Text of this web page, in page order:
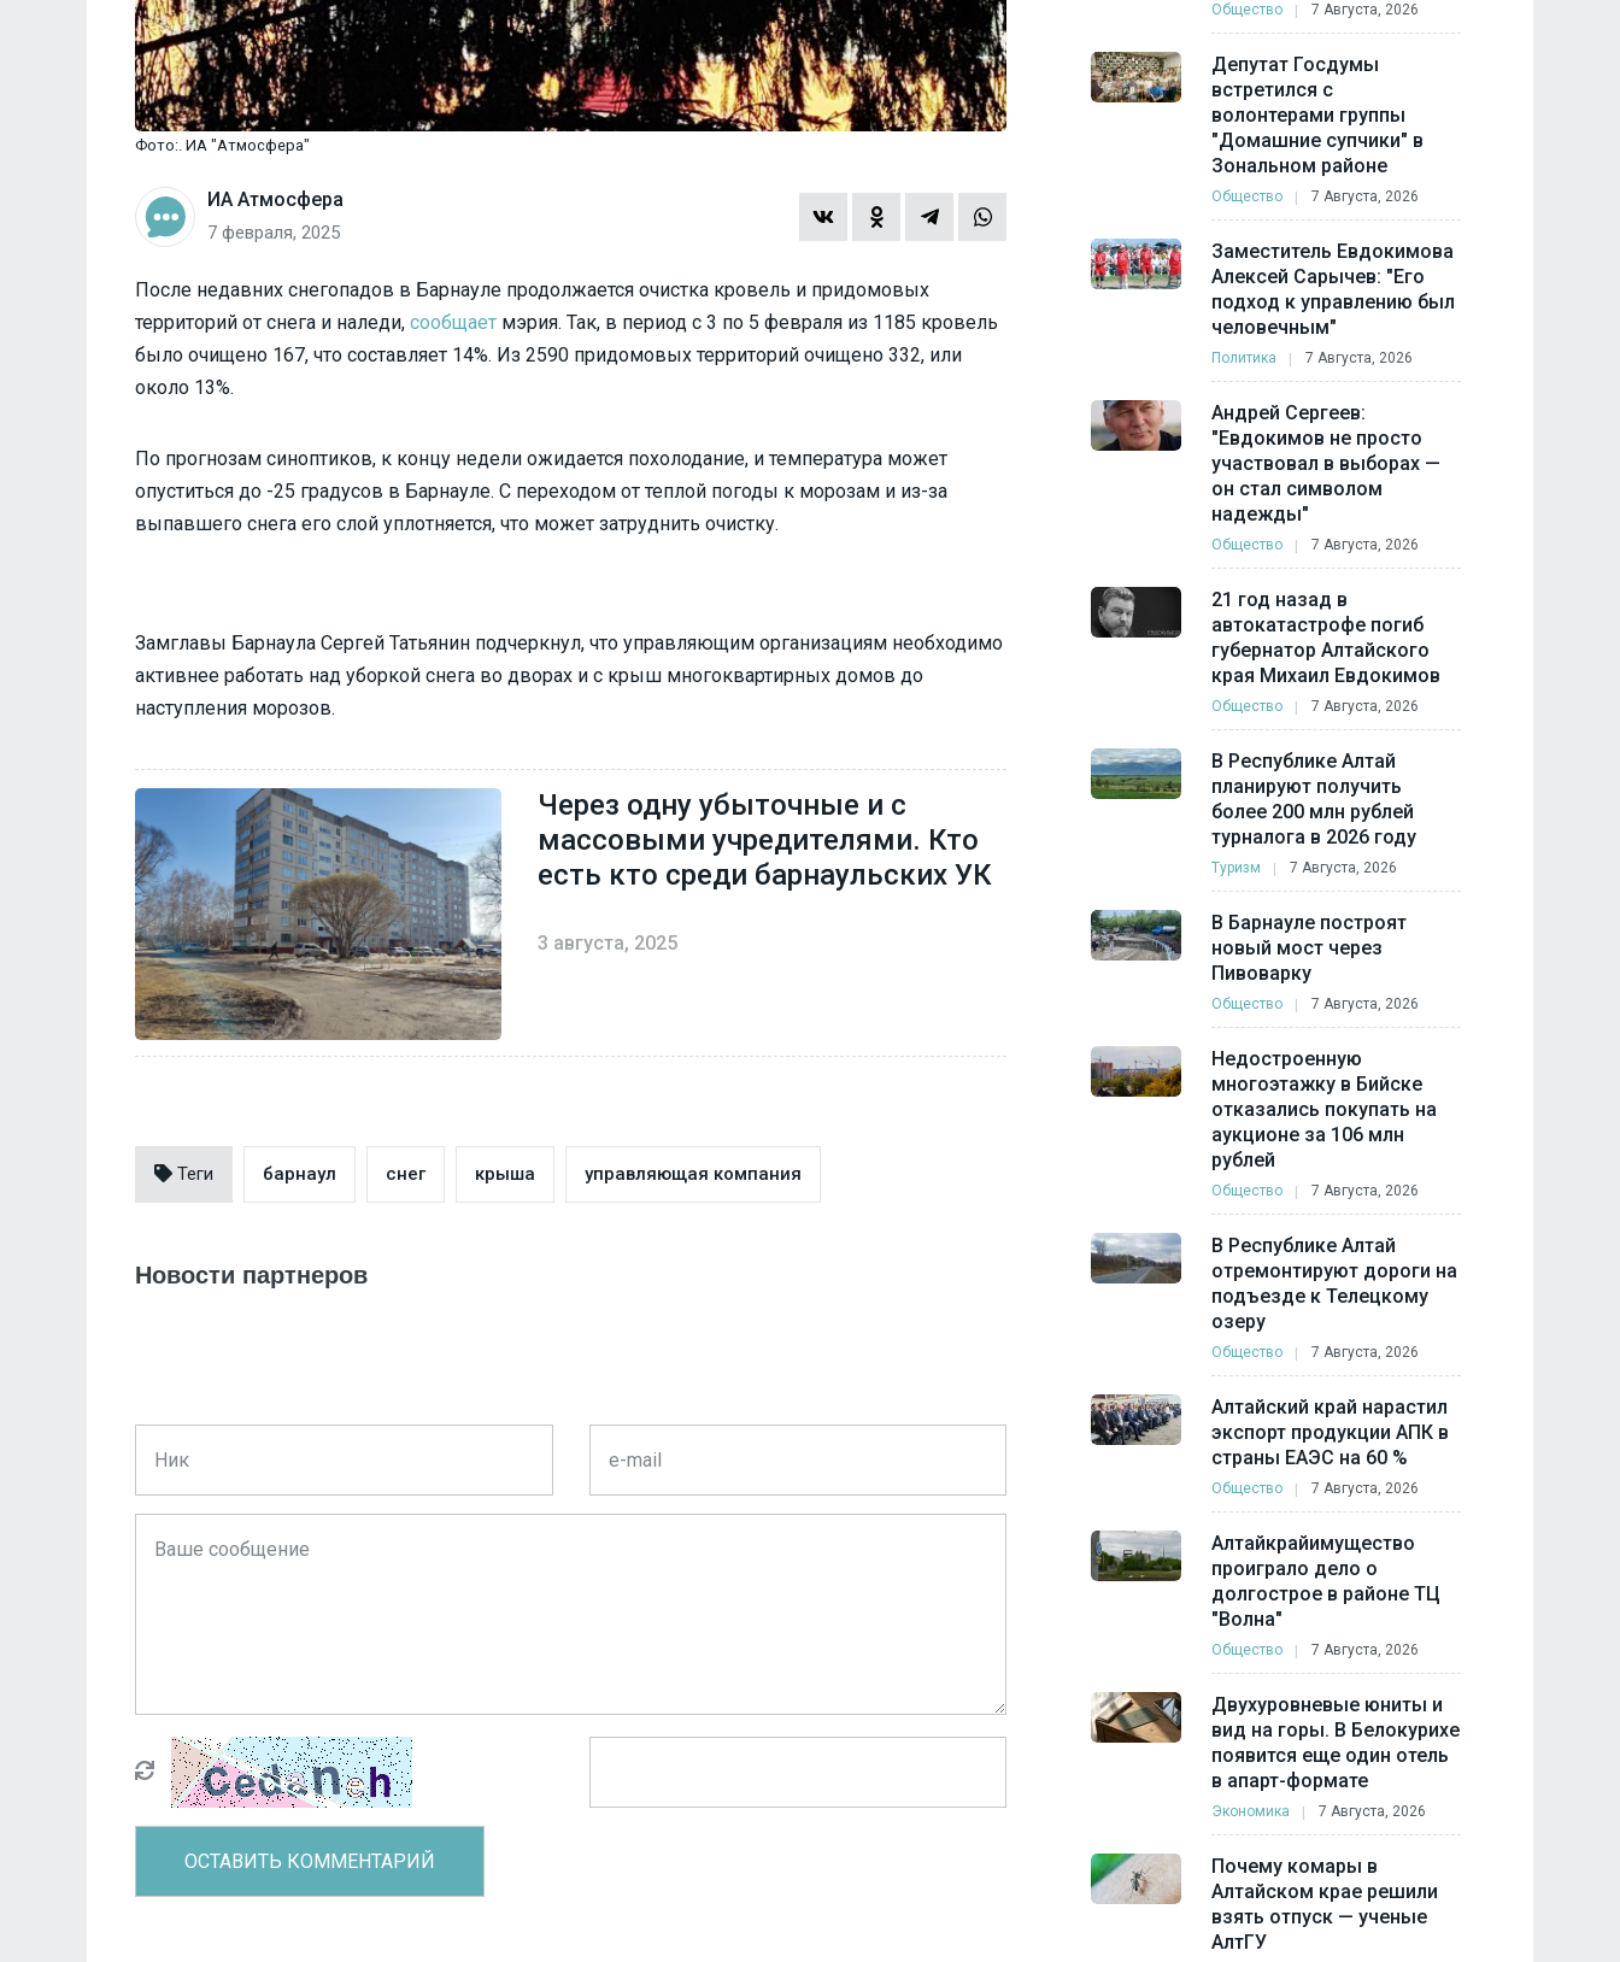
Фото:. ИА "Атмосфера"
ИА Атмосфера
7 февраля, 2025
После недавних снегопадов в Барнауле продолжается очистка кровель и придомовых
территорий от снега и наледи, сообщает мэрия. Так, в период с 3 по 5 февраля из 1185 кровель
было очищено 167, что составляет 14%. Из 2590 придомовых территорий очищено 332, или
около 13%.
По прогнозам синоптиков, к концу недели ожидается похолодание, и температура может
опуститься до -25 градусов в Барнауле. С переходом от теплой погоды к морозам и из-за
выпавшего снега его слой уплотняется, что может затруднить очистку.
Замглавы Барнаула Сергей Татьянин подчеркнул, что управляющим организациям необходимо
активнее работать над уборкой снега во дворах и с крыш многоквартирных домов до
наступления морозов.
Через одну убыточные и с
массовыми учредителями. Кто
есть кто среди барнаульских УК
3 августа, 2025
Теги барнаул снег крыша управляющая компания
Новости партнеров
Общество 7 Августа, 2026
Депутат Госдумы
встретился с
волонтерами группы
"Домашние супчики" в
Зональном районе
Общество 7 Августа, 2026
Заместитель Евдокимова
Алексей Сарычев: "Его
подход к управлению был
человечным"
Политика 7 Августа, 2026
Андрей Сергеев:
"Евдокимов не просто
участвовал в выборах —
он стал символом
надежды"
Общество 7 Августа, 2026
21 год назад в
автокатастрофе погиб
губернатор Алтайского
края Михаил Евдокимов
Общество 7 Августа, 2026
В Республике Алтай
планируют получить
более 200 млн рублей
турналога в 2026 году
Туризм 7 Августа, 2026
В Барнауле построят
новый мост через
Пивоварку
Общество 7 Августа, 2026
Недостроенную
многоэтажку в Бийске
отказались покупать на
аукционе за 106 млн
рублей
Общество 7 Августа, 2026
В Республике Алтай
отремонтируют дороги на
подъезде к Телецкому
озеру
Общество 7 Августа, 2026
Алтайский край нарастил
экспорт продукции АПК в
страны ЕАЭС на 60 %
Общество 7 Августа, 2026
Алтайкрайимущество
проиграло дело о
долгострое в районе ТЦ
"Волна"
Общество 7 Августа, 2026
Двухуровневые юниты и
вид на горы. В Белокурихе
появится еще один отель
в апарт-формате
Экономика 7 Августа, 2026
Почему комары в
Алтайском крае решили
взять отпуск — ученые
АлтГУ